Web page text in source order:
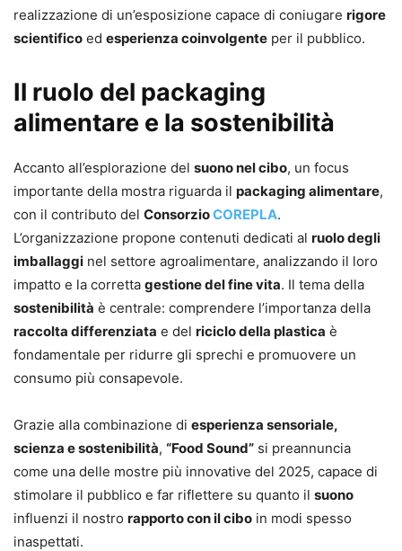
realizzazione di un’esposizione capace di coniugare rigore
scientifico ed esperienza coinvolgente per il pubblico.
Il ruolo del packaging
alimentare e la sostenibilità
Accanto all’esplorazione del suono nel cibo, un focus
importante della mostra riguarda il packaging alimentare,
con il contributo del ConsorzioCOREPLA.
L’organizzazione propone contenuti dedicati al ruolo degli
imballaggi nel settore agroalimentare, analizzando il loro
impatto e la corretta gestione del fine vita. Il tema della
sostenibilità è centrale: comprendere l’importanza della
raccolta differenziata e del riciclo della plastica è
fondamentale per ridurre gli sprechi e promuovere un
consumo più consapevole.
Grazie alla combinazione di esperienza sensoriale,
scienza e sostenibilità, “Food Sound” si preannuncia
come una delle mostre più innovative del 2025, capace di
stimolare il pubblico e far riflettere su quanto il suono
influenzi il nostro rapporto con il cibo in modi spesso
inaspettati.